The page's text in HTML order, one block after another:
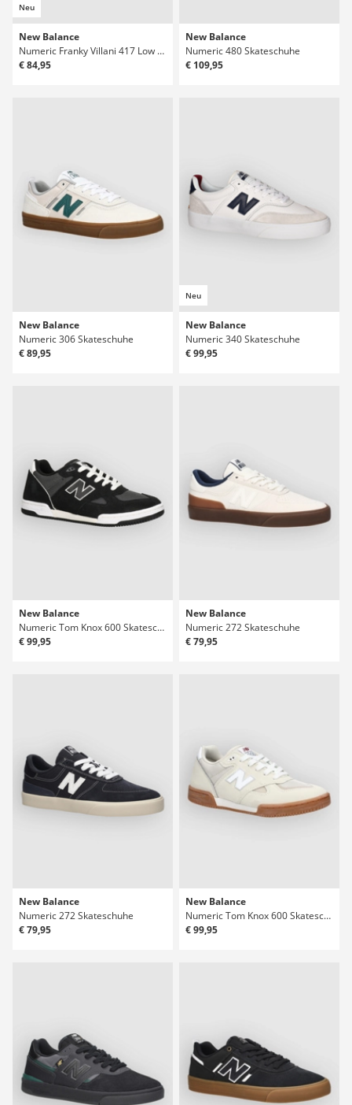
Neu
New Balance
Numeric Franky Villani 417 Low Skateschuhe
€ 84,95
New Balance
Numeric 480 Skateschuhe
€ 109,95
New Balance
Numeric 306 Skateschuhe
€ 89,95
Neu
New Balance
Numeric 340 Skateschuhe
€ 99,95
New Balance
Numeric Tom Knox 600 Skateschuhe
€ 99,95
New Balance
Numeric 272 Skateschuhe
€ 79,95
New Balance
Numeric 272 Skateschuhe
€ 79,95
New Balance
Numeric Tom Knox 600 Skateschuhe
€ 99,95